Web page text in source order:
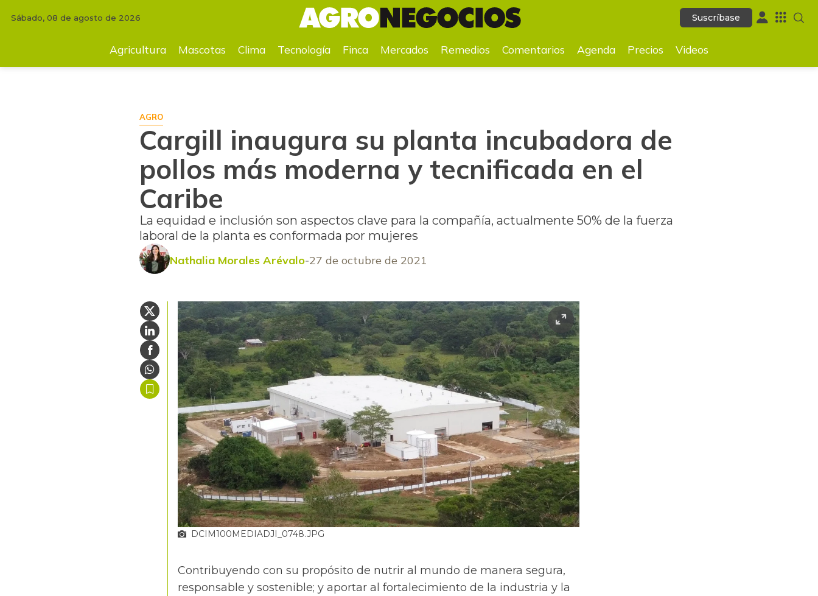
Suscríbase
Cargill inaugura su planta incubadora de pollos más moderna y tecnificada en el Caribe
Sábado, 08 de agosto de 2026 Suscríbase
Agricultura Mascotas Clima Tecnología Finca Mercados Remedios Comentarios Agenda Precios Videos
AGRO
Cargill inaugura su planta incubadora de
pollos más moderna y tecnificada en el
Caribe
La equidad e inclusión son aspectos clave para la compañía, actualmente 50% de la fuerza
laboral de la planta es conformada por mujeres
Nathalia Morales Arévalo 27 de octubre de 2021
DCIM100MEDIADJI_0748.JPG
Contribuyendo con su propósito de nutrir al mundo de manera segura,
responsable y sostenible; y aportar al fortalecimiento de la industria y la